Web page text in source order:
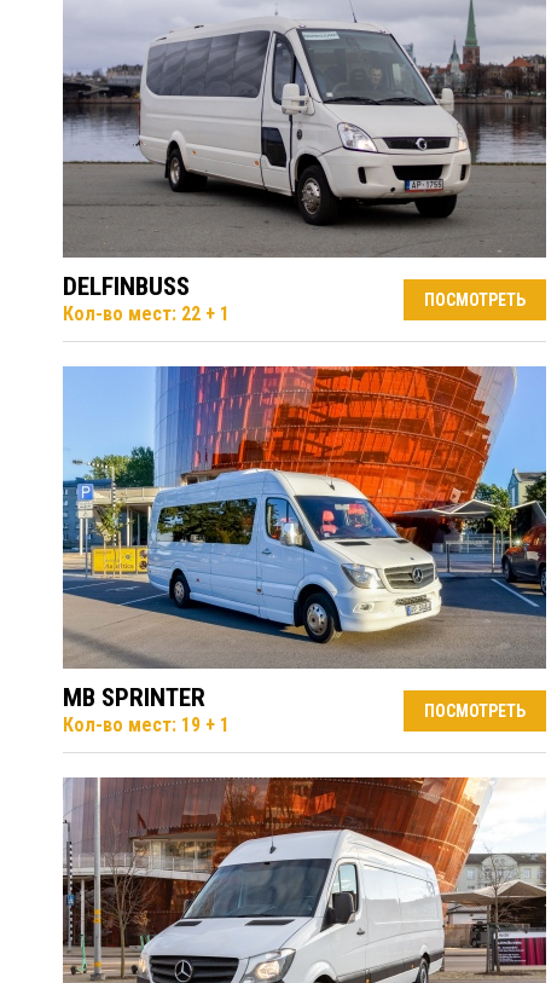
DELFINBUSS
Кол-во мест: 22 + 1
ПОСМОТРЕТЬ
MB SPRINTER
Кол-во мест: 19 + 1
ПОСМОТРЕТЬ